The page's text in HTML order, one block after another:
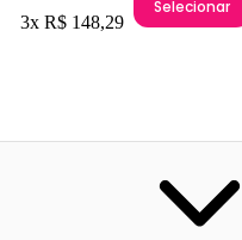
3x R$ 148,29
Selecionar